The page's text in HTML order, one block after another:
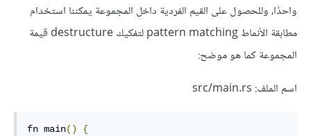
واحدًا، وللحصول على القيم الفردية داخل المجموعة يمكننا استخدام
مطابقة الأنماط pattern matching لتفكيك destructure قيمة
المجموعة كما هو موضح:
اسم الملف: src/main.rs
fn main()
{